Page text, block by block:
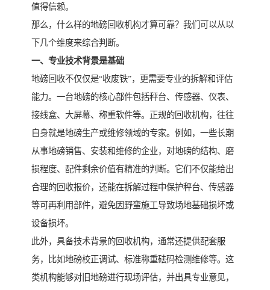
值得信赖。
那么，什么样的地磅回收机构才算可靠？我们可以从以
下几个维度来综合判断。
一、专业技术背景是基础
地磅回收不仅仅是“收废铁”，更需要专业的拆解和评估
能力。一台地磅的核心部件包括秤台、传感器、仪表、
接线盒、大屏幕、称重软件等。正规的回收机构，往往
自身就是地磅生产或维修领域的专家。例如，一些长期
从事地磅销售、安装和维修的企业，对地磅的结构、磨
损程度、配件剩余价值有精准的判断。它们不仅能给出
合理的回收报价，还能在拆解过程中保护秤台、传感器
等可再利用部件，避免因野蛮施工导致场地基础损坏或
设备损坏。
此外，具备技术背景的回收机构，通常还提供配套服
务，比如地磅校正调试、标准称重砝码检测维修等。这
类机构能够对旧地磅进行现场评估，并出具专业意见，